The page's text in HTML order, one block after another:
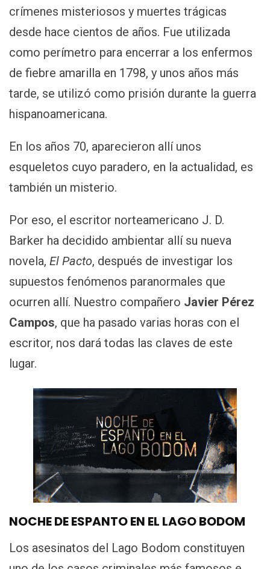
crímenes misteriosos y muertes trágicas
desde hace cientos de años. Fue utilizada
como perímetro para encerrar a los enfermos
de fiebre amarilla en 1798, y unos años más
tarde, se utilizó como prisión durante la guerra
hispanoamericana.
En los años 70, aparecieron allí unos
esqueletos cuyo paradero, en la actualidad, es
también un misterio.
Por eso, el escritor norteamericano J. D.
Barker ha decidido ambientar allí su nueva
novela, El Pacto, después de investigar los
supuestos fenómenos paranormales que
ocurren allí. Nuestro compañero Javier Pérez
Campos, que ha pasado varias horas con el
escritor, nos dará todas las claves de este
lugar.
NOCHE DE ESPANTO EN EL LAGO BODOM
Los asesinatos del Lago Bodom constituyen